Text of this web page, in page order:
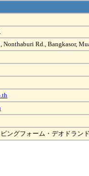
Nonthaburi Rd., Bangkasor,
ングフォーム・デオドラン